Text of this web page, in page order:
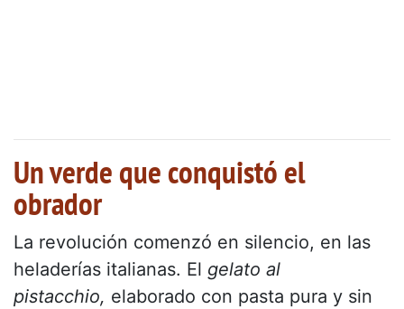
Un verde que conquistó el
obrador
La revolución comenzó en silencio, en las
heladerías italianas. El gelato al
pistacchio, elaborado con pasta pura y sin